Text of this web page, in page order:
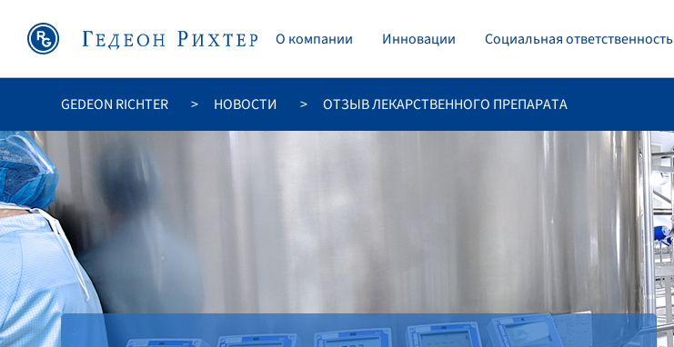
O компании Инновации Социальная ответственность
GEDEON RICHTER НОВОСТИ ОТЗЫВ ЛЕКАРСТВЕННОГО ПРЕПАРАТА